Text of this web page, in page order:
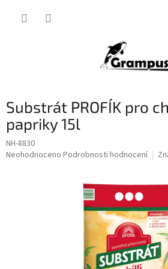
Substrát PROFÍK pro
papriky 15l
NH-8830
Průměrné
Neohodnoceno Podrobnosti hodnocení